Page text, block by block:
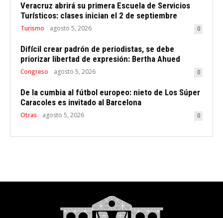
Veracruz abrirá su primera Escuela de Servicios
Turísticos: clases inician el 2 de septiembre
Turismo agosto 5, 2026 0
Difícil crear padrón de periodistas, se debe
priorizar libertad de expresión: Bertha Ahued
Congreso agosto 5, 2026 0
De la cumbia al fútbol europeo: nieto de Los Súper
Caracoles es invitado al Barcelona
Otras agosto 5, 2026 0